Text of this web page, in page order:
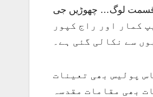
کمار اور راج کپور
سے نکالی گئی ہے۔
پولیس بھی تعینات
بھی مقامات مقدسہ